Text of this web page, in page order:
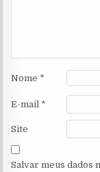
Nome *
E-mail *
Site
Salvar meus dados